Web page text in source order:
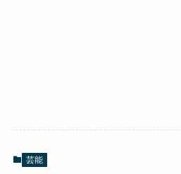
芸能